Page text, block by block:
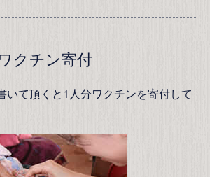
クチン寄付
いて頂くと1人分ワクチンを寄付して